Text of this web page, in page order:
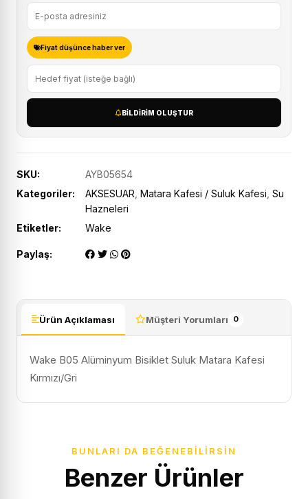
Fiyat düşünce haber ver
BILDIRIM OLUŞTUR
SKU:
AYB05654
Kategoriler:
AKSESUAR Matara Kafesi / Suluk Kafesi Su
Hazneleri
Etiketler:
Wake
Paylaş:
Ürün Açıklaması Müşteri Yorumları 0
Wake B05 Alüminyum Bisiklet Suluk Matara Kafesi
Kırmızı/Gri
BUNLARI DA BEĞENEBILIRSIN
Benzer Ürünler